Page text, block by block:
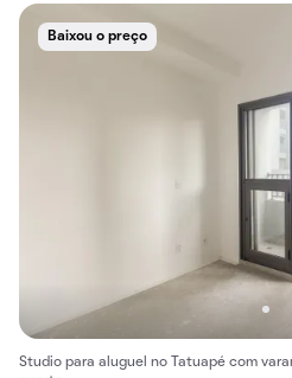
Baixou o preço
Studio para aluguel no Tatuapé com